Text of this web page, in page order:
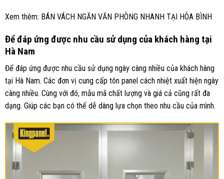
Xem thêm: BÁN VÁCH NGĂN VĂN PHÒNG NHANH TẠI HÒA BÌNH
Để đáp ứng được nhu cầu sử dụng của khách hàng tại
Hà Nam
Để đáp ứng được nhu cầu sử dụng ngày càng nhiều của khách hàng
tại Hà Nam. Các đơn vị cung cấp tôn panel cách nhiệt xuất hiện ngày
càng nhiều. Cùng với đó, mẫu mã chất lượng và giá cả cũng rất đa
dạng. Giúp các bạn có thể dễ dàng lựa chọn theo nhu cầu của mình.